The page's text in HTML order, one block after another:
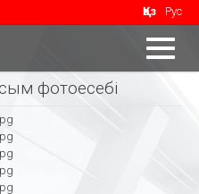
Қаз Рус
фотоесебі